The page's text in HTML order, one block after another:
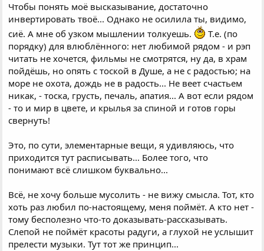
Чтобы понять моё высказывание, достаточно
инвертировать твоё... Однако не осилила ты, видимо,
сиё. А мне об узком мышлении толкуешь.
Т.е. (по
порядку) для влюблённого: нет любимой рядом - и рэп
читать не хочется, фильмы не смотрятся, ну да, в храм
пойдёшь, но опять с тоской в Душе, а не с радостью; на
море не охота, дождь не в радость... Не веет счастьем
никак, - тоска, грусть, печаль, апатия... А вот если рядом
- то и мир в цвете, и крылья за спиной и готов горы
свернуть!
Это, по сути, элементарные вещи, я удивляюсь, что
приходится тут расписывать... Более того, что
понимают всё слишком буквально...
Всё, не хочу больше мусолить - не вижу смысла. Тот, кто
хоть раз любил по-настоящему, меня поймёт. А кто нет -
тому бесполезно что-то доказывать-рассказывать.
Слепой не поймёт красоты радуги, а глухой не услышит
прелести музыки. Тут тот же принцип...